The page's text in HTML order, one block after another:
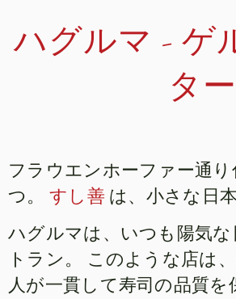
ハグルマ - ゲ
タ
フラウエンホーファー通
つ。 すし善 は、小さな日
ハグルマは、いつも陽気
トラン。 このような店は
人が一貫して寿司の品質を